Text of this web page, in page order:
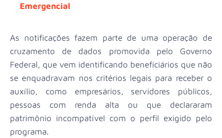
Emergencial
As notificações fazem parte de uma operação de
cruzamento de dados promovida pelo Governo
Federal, que vem identificando beneficiários que não
se enquadravam nos critérios legais para receber o
auxílio, como empresários, servidores públicos,
pessoas com renda alta ou que declararam
patrimônio incompatível com o perfil exigido pelo
programa.